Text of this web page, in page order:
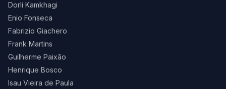
Dorli Kamkhagi
Enio Fonseca
Fabrizio Giachero
Frank Martins
Guilherme Paixão
Henrique Bosco
Isau Vieira de Paula